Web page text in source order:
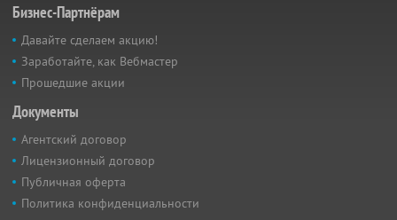
Бизнес-Партнёрам
Давайте сделаем акцию!
Заработайте, как Вебмастер
Прошедшие акции
Документы
Агентский договор
Лицензионный договор
Публичная оферта
Политика конфиденциальности